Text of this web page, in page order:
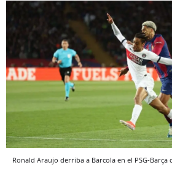
Ronald Araujo derriba a Barcola en el PSG-Barça